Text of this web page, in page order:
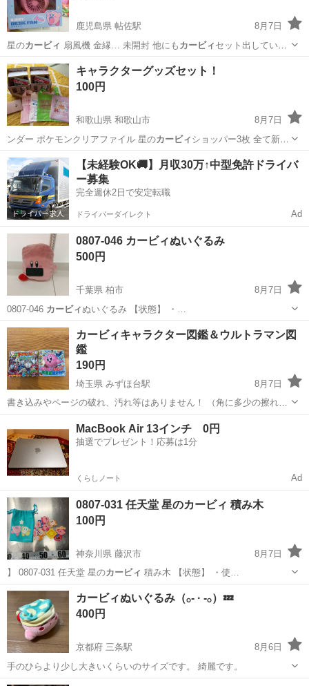
鹿児島県 帖佐駅
8月7日
星のカービィ 扇風機 金縁… 未開封 他にも カービィ セット出してい
ま…
鹿児島 姶良市 帖佐駅 家庭用品 星のカービィ
キャラクターグッズセット！
100円
和歌山県 和歌山市
8月7日
ンダー ポケモンクリアファイル 星のカービィ ショッパー3枚 全て新品
未使用です…
和歌山 和歌山市 その他 キャラクターグッズ
【未経験OK🚚】月収30万↑中型免許ドライバ
ー募集
完全週休2日で安定転職
ドライバーダイレクト Ad
0807-046 カービィぬいぐるみ
500円
千葉県 柏市
8月7日
0807-046 カービィ ぬいぐるみ 【状態】 ・…
千葉 柏市 おもちゃ カービィ
カービィキャラクター図鑑＆ウルトラマン図
鑑
190円
埼玉県 みずほ台駅
8月7日
書き込みやページの破れ、汚れ等はありません！ （角に多少の擦れあ
り） ★他商品と同時購入で割引します、ぜひご覧ください！
絵本
MacBook Air 13インチ 0円
抽選でプレゼント！応募は1分
くらしノート Ad
0807-031 任天堂 星のカービィ 積み木
100円
神奈川県 藤沢市
8月7日
】 0807-031 任天堂 星のカービィ 積み木 【状態】 ・使…
神奈川 藤沢市 おもちゃ 星のカービィ
カービィぬいぐるみ（𓂂- · -𓂂）💤
400円
京都府 三条駅
8月6日
手のひらより少し大きいくらいのサイズです。 綺麗です。